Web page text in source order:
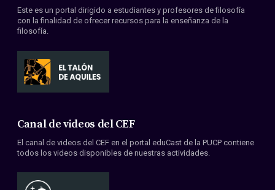
Convenios
Este es un portal dirigido a estudiantes y profesores de filosofía
con la finalidad de ofrecer recursos para la enseñanza de la
filosofía.
Canal de videos del CEF
El canal de videos del CEF en el portal eduCast de la PUCP contiene
todos los videos disponibles de nuestras actividades.